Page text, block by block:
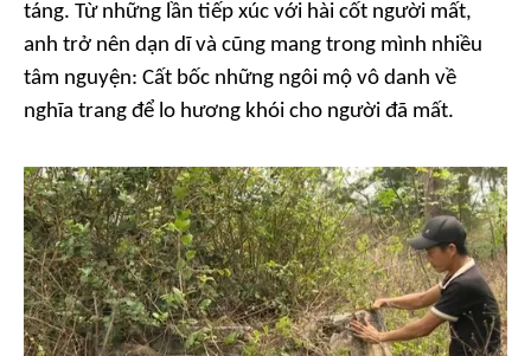
táng. Từ những lần tiếp xúc với hài cốt người mất,
anh trở nên dạn dĩ và cũng mang trong mình nhiều
tâm nguyện: Cất bốc những ngôi mộ vô danh về
nghĩa trang để lo hương khói cho người đã mất.